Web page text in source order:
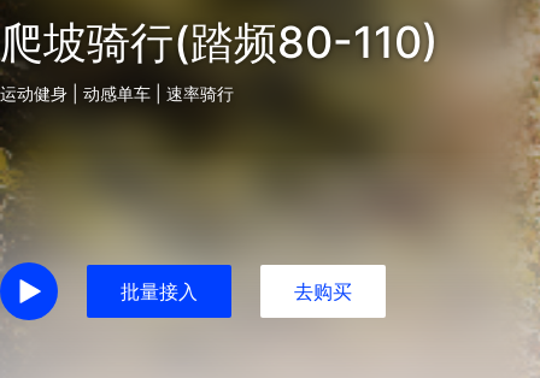
爬坡骑行(踏频80-110)
运动健身 | 动感单车 | 速率骑行
批量接入 去购买